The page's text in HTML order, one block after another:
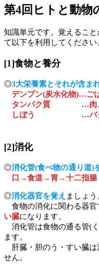
第4回ヒトと動物
知識単元です。覚えるこ
て以下を利用してください
[1]食物と養分
◎3大栄養素とそれが含ま
デンプン(炭水化物)…ご
タンパク質 …肉、魚
しぼう …バター、
[2]消化
◎消化管(食べ物の通り道)
口→食道→胃→十二指
◎消化器官を覚え ましょう
食物の消化に関わる器官
い臓になります。
消化管は食物の通る管(
ます。
肝臓・胆のう・すい臓は
せん。